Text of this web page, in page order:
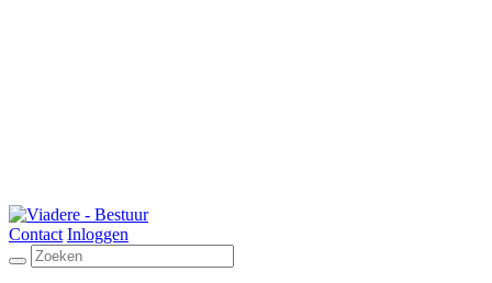
Contact Inloggen